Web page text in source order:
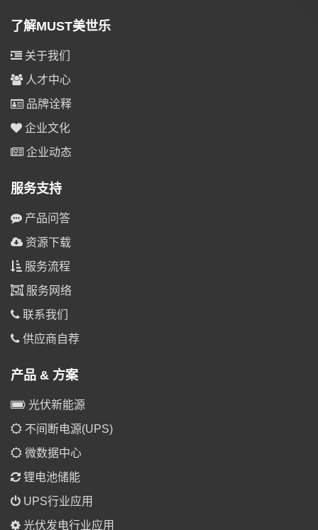
了解MUST美世乐
关于我们
人才中心
品牌诠释
企业文化
企业动态
服务支持
产品问答
资源下载
服务流程
服务网络
联系我们
供应商自荐
产品 & 方案
光伏新能源
不间断电源(UPS)
微数据中心
锂电池储能
UPS行业应用
光伏发电行业应用